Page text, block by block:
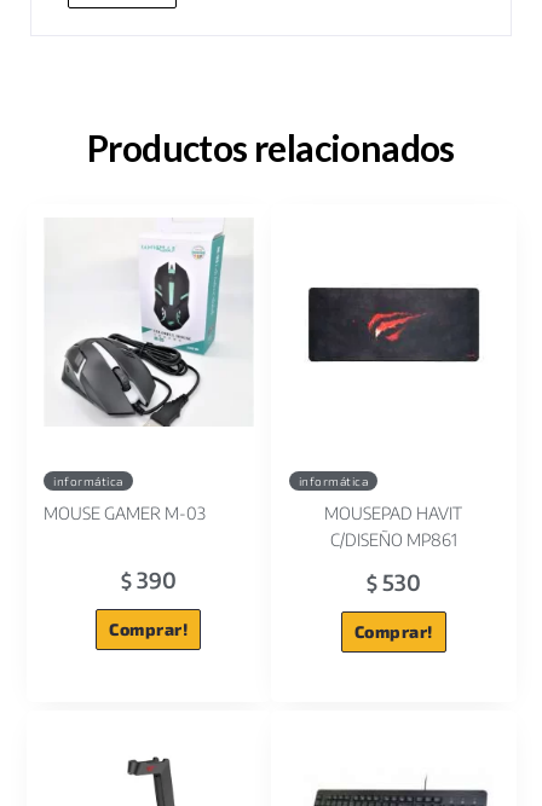
Productos relacionados
informática
MOUSE GAMER M-03
$390
Comprar!
informática
MOUSEPAD HAVIT
C/DISEÑO MP861
$530
Comprar!